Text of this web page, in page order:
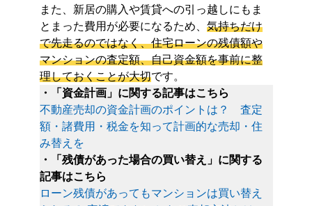
また、新居の購入や賃貸への引っ越しにもま
とまった費用が必要になるため、 気持ちだけ
で先走るのではなく、住宅ローンの残債額や
マンションの査定額、自己資金額を事前に整
理しておくことが大切です。
・「資金計画」に関する記事はこちら
不動産売却の資金計画のポイントは？ 査定
額・諸費用・税金を知って計画的な売却・住
み替えを
・「残債があった場合の買い替え」に関する
記事はこちら
ローン残債があってもマンションは買い替え